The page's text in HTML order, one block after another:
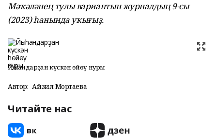
Мәҡәләнең тулы вариантын журналдың 9-сы
(2023) һанында уҡығыҙ.
Йыһандарҙан күскән һөйөү нуры
Автор: Айзилә Мортаева
Читайте нас